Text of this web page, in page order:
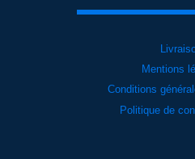
Mentions
Conditions
Politique de